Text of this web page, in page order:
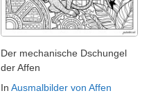
Der mechanische Dschungel
der Affen
In Ausmalbilder von Affen